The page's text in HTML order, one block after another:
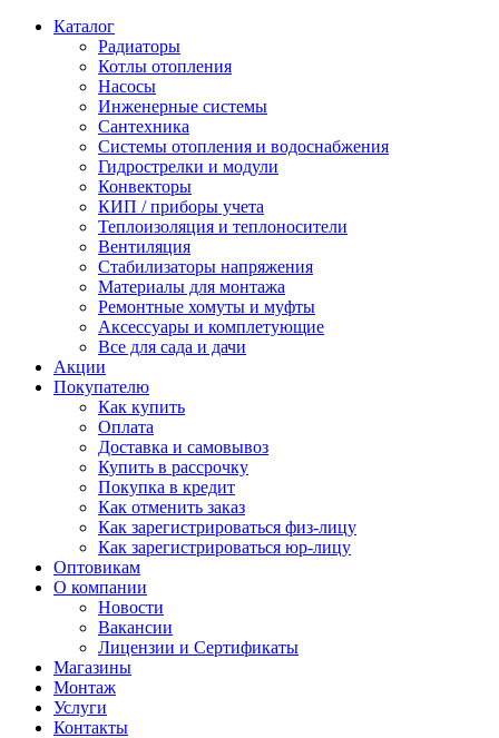
Каталог
Радиаторы
Котлы отопления
Насосы
Инженерные системы
Сантехника
Системы отопления и водоснабжения
Гидрострелки и модули
Конвекторы
КИП / приборы учета
Теплоизоляция и теплоносители
Вентиляция
Стабилизаторы напряжения
Материалы для монтажа
Ремонтные хомуты и муфты
Аксессуары и комплетующие
Все для сада и дачи
Акции
Покупателю
Как купить
Оплата
Доставка и самовывоз
Купить в рассрочку
Покупка в кредит
Как отменить заказ
Как зарегистрироваться физ-лицу
Как зарегистрироваться юр-лицу
Оптовикам
О компании
Новости
Вакансии
Лицензии и Сертификаты
Магазины
Монтаж
Услуги
Контакты